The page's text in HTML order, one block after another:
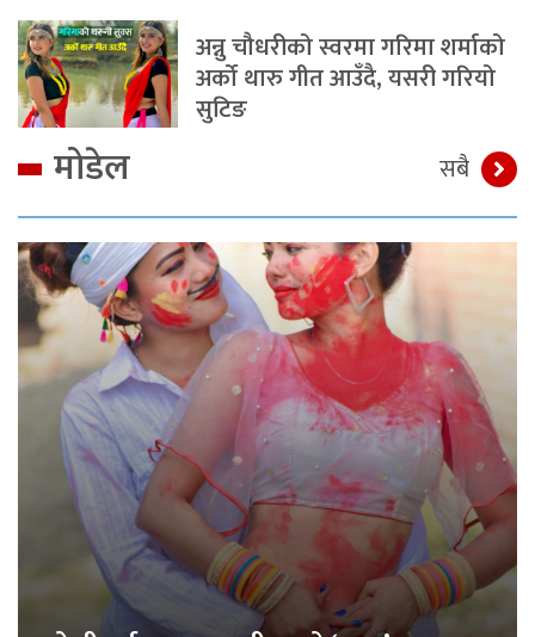
अन्नु चौधरीको स्वरमा गरिमा शर्माको
अर्को थारु गीत आउँदै, यसरी गरियो
सुटिङ
मोडेल सबै